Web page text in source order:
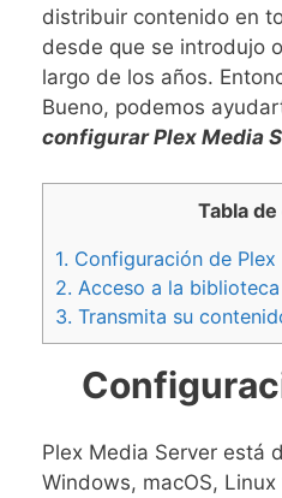
distribuir contenido en
desde que se introdujo
largo de los años.
Bueno, podemos
configurar Plex Media
Tabla
1. Configuración de Plex
2. Acceso a la
3. Transmita su
Plex Media Server está
Windows, macOS,